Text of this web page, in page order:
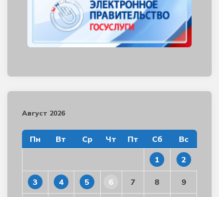
Август 2026
Пн Вт Ср Чт Пт Сб Вс
1 2
3 4 5 6 7 8 9